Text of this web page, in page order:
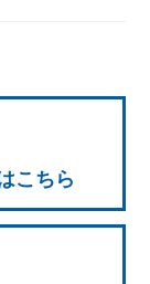
こちら